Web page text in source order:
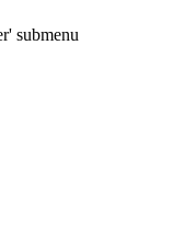
submenu